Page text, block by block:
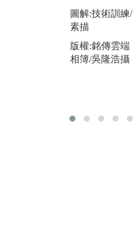
圖解:技術訓練/
素描
版權:銘傳雲端
相簿/吳隆浩攝